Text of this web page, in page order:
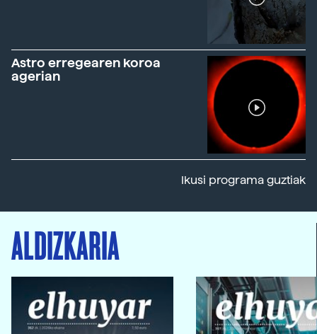
Astro erregearen koroa
agerian
Ikusi programa guztiak
ALDIZKARIA